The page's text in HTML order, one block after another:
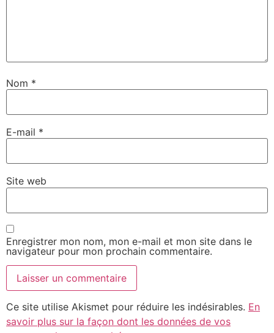
Nom *
E-mail *
Site web
Enregistrer mon nom, mon e-mail et mon site dans le
navigateur pour mon prochain commentaire.
Ce site utilise Akismet pour réduire les indésirables. En
savoir plus sur la façon dont les données de vos